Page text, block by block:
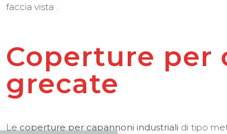
faccia vista .
Coperture per
grecate
Le coperture per capannoni industriali di tipo